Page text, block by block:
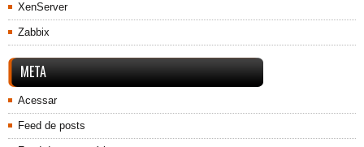
XenServer
Zabbix
META
Acessar
Feed de posts